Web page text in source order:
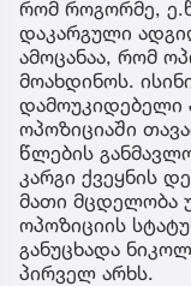
რომ როგორმე,
დაკარგული
ამოცანაა, რომ
მოახდინოს.
დამოუკიდებელი
ოპოზიციაში
წლების
კარგი ქვეყნის
მათი მცდელობა
ოპოზიციის
განუცხადა
პირველ არხს.